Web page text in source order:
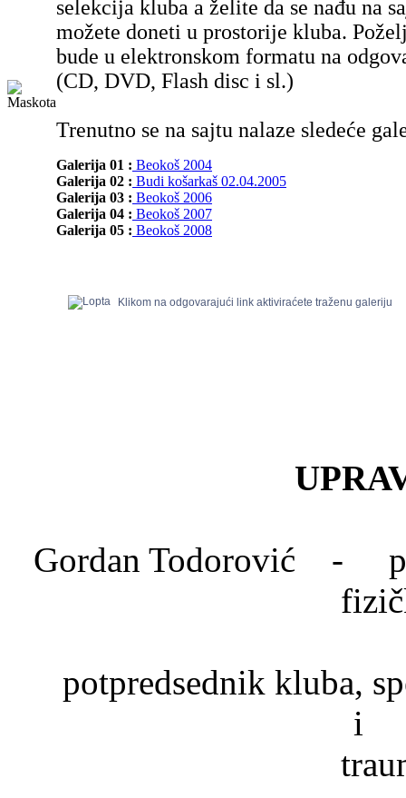
selekcija kluba a želite da se nađu na
možete doneti u prostorije kluba.
bude u elektronskom formatu na
(CD, DVD, Flash disc i sl.)
Trenutno se na sajtu nalaze sledeće
Galerija 01 : Beokoš 2004
Galerija 02 : Budi košarkaš 02.04.2005
Galerija 03 : Beokoš 2006
Galerija 04 : Beokoš 2007
Galerija 05 : Beokoš 2008
Klikom na odgovarajući link aktiviraćete traženu galeriju
Gordan Todorović -
potpredsednik kluba,